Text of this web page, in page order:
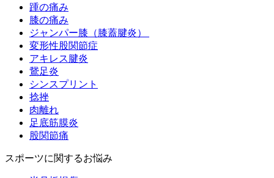
踵の痛み
膝の痛み
ジャンパー膝（膝蓋腱炎）
変形性股関節症
アキレス腱炎
鵞足炎
シンスプリント
捻挫
肉離れ
足底筋膜炎
股関節痛
スポーツに関するお悩み